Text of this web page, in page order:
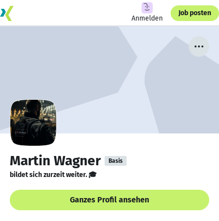
Anmelden
Job posten
Martin Wagner Basis
bildet sich zurzeit weiter. 🎓
Ganzes Profil ansehen